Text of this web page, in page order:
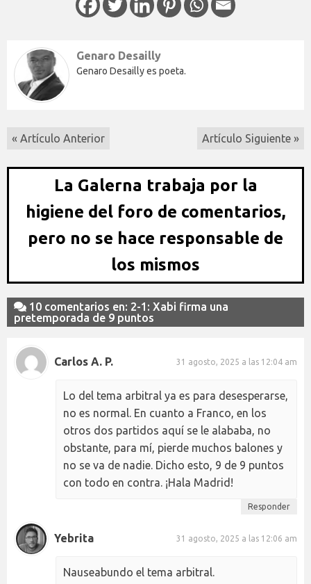
Genaro Desailly
Genaro Desailly es poeta.
« Artículo Anterior Artículo Siguiente »
La Galerna trabaja por la
higiene del foro de comentarios,
pero no se hace responsable de
los mismos
10 comentarios en: 2-1: Xabi firma una
pretemporada de 9 puntos
Carlos A. P. 31 agosto, 2025 a las 12:04 am
Lo del tema arbitral ya es para desesperarse,
no es normal. En cuanto a Franco, en los
otros dos partidos aquí se le alababa, no
obstante, para mí, pierde muchos balones y
no se va de nadie. Dicho esto, 9 de 9 puntos
con todo en contra. ¡Hala Madrid!
Responder
Yebrita 31 agosto, 2025 a las 12:06 am
Nauseabundo el tema arbitral.